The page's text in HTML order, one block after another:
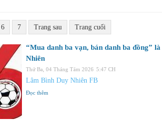
6 7 Trang sau Trang cuối
“Mua danh ba vạn, bán danh ba đồng”
Nhiên
Thứ Ba, 04 Tháng Tám 2026 5:47 CH
Lâm Bình Duy Nhiên FB
Đọc thêm